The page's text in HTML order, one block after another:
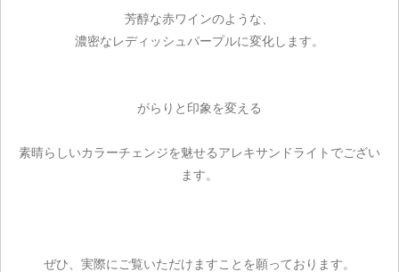
芳醇な赤ワインのような、
濃密なレディッシュパープルに変化します。
がらりと印象を変える
素晴らしいカラーチェンジを魅せるアレキサンドライトでござい
ます。
ぜひ、実際にご覧いただけますことを願っております。